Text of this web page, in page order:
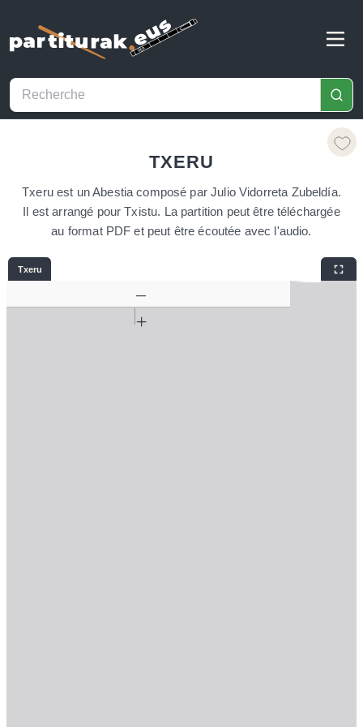
TXERU
Txeru est un Abestia composé par Julio Vidorreta Zubeldía.
Il est arrangé pour Txistu. La partition peut être téléchargée
au format PDF et peut être écoutée avec l'audio.
Txeru